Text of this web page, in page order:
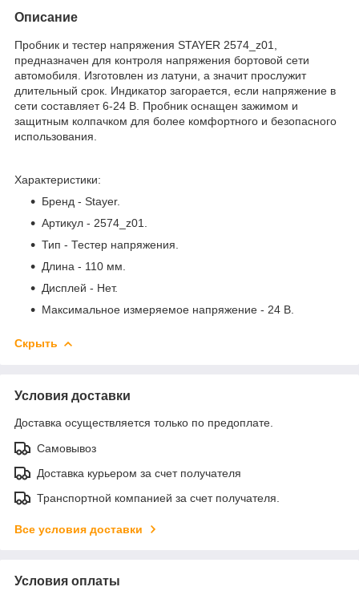
Описание
Пробник и тестер напряжения STAYER 2574_z01,
предназначен для контроля напряжения бортовой сети
автомобиля. Изготовлен из латуни, а значит прослужит
длительный срок. Индикатор загорается, если напряжение в
сети составляет 6-24 В. Пробник оснащен зажимом и
защитным колпачком для более комфортного и безопасного
использования.
Характеристики:
Бренд - Stayer.
Артикул - 2574_z01.
Тип - Тестер напряжения.
Длина - 110 мм.
Дисплей - Нет.
Максимальное измеряемое напряжение - 24 B.
Скрыть
Условия доставки
Доставка осуществляется только по предоплате.
Самовывоз
Доставка курьером за счет получателя
Транспортной компанией за счет получателя.
Все условия доставки
Условия оплаты